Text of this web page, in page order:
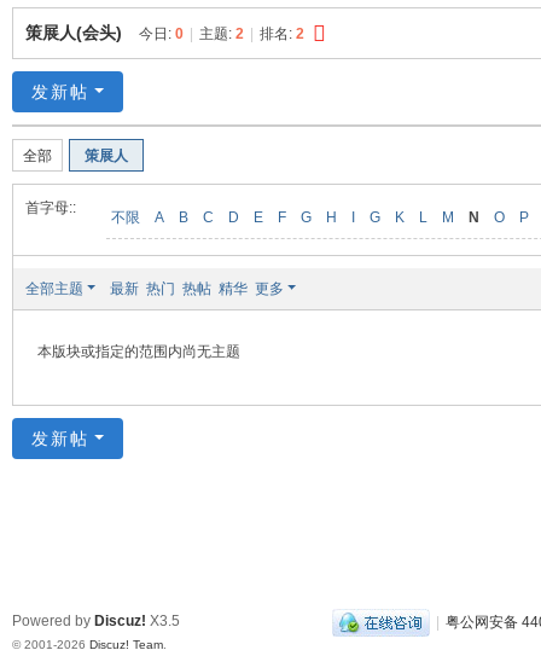
71
0
装
美
食
网
策展人(会头) 今日: 0 | 主题: 2 | 排名: 2
发新帖
全部 策展人
首字母::
不限 A B C D E F G H I G K L M N O P
全部主题 最新 热门 热帖 精华 更多
本版块或指定的范围内尚无主题
发新帖
| 粤公网安备
Powered by Discuz! X3.5
© 2001-2026 Discuz! Team